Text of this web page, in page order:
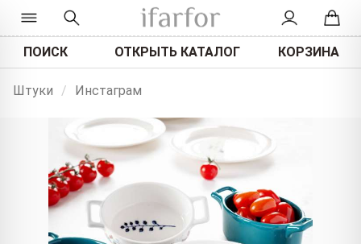
ПОИСК ОТКРЫТЬ КАТАЛОГ КОРЗИНА
Штуки / Инстаграм